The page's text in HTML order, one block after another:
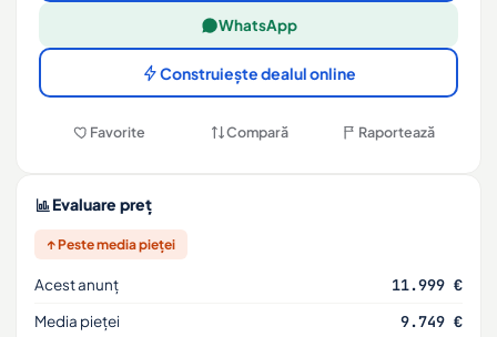
WhatsApp
Construiește dealul online
Favorite Compară Raportează
Evaluare preț
↑ Peste media pieței
Acest anunț 11.999 €
Media pieței 9.749 €